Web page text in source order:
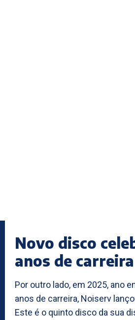
Novo disco
anos de carreira
Por outro lado, em 2025, ano
anos de carreira, Noiserv
Este é o quinto disco da sua